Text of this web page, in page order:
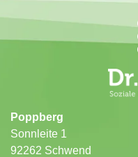
Poppberg
Sonnleite 1
92262 Schwend